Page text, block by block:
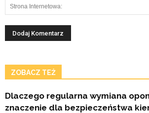
ZOBACZ TEŻ
Dlaczego regularna wymiana
znaczenie dla bezpieczeństwa